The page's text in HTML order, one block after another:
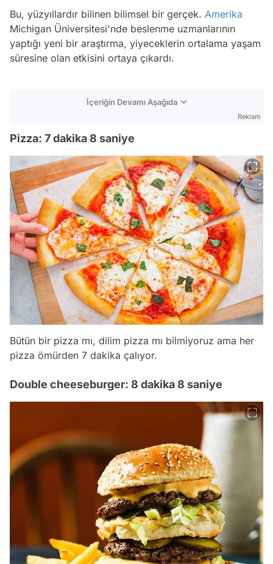
Bu, yüzyıllardır bilinen bilimsel bir gerçek. Amerika
Michigan Üniversitesi'nde beslenme uzmanlarının
yaptığı yeni bir araştırma, yiyeceklerin ortalama yaşam
süresine olan etkisini ortaya çıkardı.
İçeriğin Devamı Aşağıda
Reklam
Pizza: 7 dakika 8 saniye
Bütün bir pizza mı, dilim pizza mı bilmiyoruz ama her
pizza ömürden 7 dakika çalıyor.
Double cheeseburger: 8 dakika 8 saniye